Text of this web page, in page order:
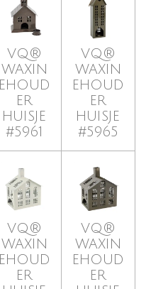
VQ®
WAXIN
EHOUD
ER
HUISJE
#5961
VQ®
WAXIN
EHOUD
ER
HUISJE
#5965
VQ®
WAXIN
EHOUD
ER
VQ®
WAXIN
EHOUD
ER